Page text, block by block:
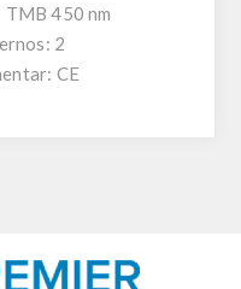
450 nm
2
CE